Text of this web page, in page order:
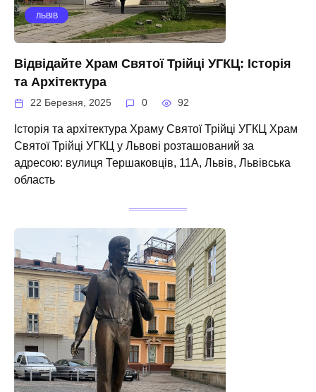
ЛЬВІВ
Відвідайте Храм Святої Трійці УГКЦ: Історія
та Архітектура
22 Березня, 2025 0 92
Історія та архітектура Храму Святої Трійці УГКЦ Храм
Святої Трійці УГКЦ у Львові розташований за
адресою: вулиця Тершаковців, 11А, Львів, Львівська
область